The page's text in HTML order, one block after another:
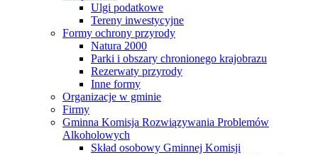
Ulgi podatkowe
Tereny inwestycyjne
Formy ochrony przyrody
Natura 2000
Parki i obszary chronionego krajobrazu
Rezerwaty przyrody
Inne formy
Organizacje w gminie
Firmy
Gminna Komisja Rozwiązywania Problemów
Alkoholowych
Skład osobowy Gminnej Komisji